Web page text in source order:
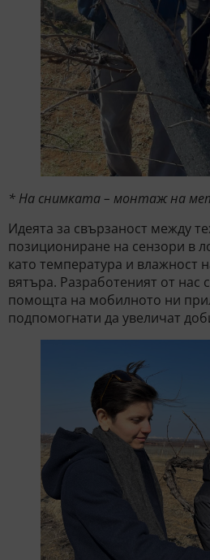
* На снимката – монтаж на
Идеята за свързаност между
позициониране на сензори в
като температура и влажност
вятъра. Разработеният от нас
помощта на мобилното ни
подпомогнати да увеличат